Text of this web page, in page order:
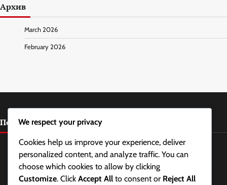
Архив
March 2026
February 2026
Последни публикации
Награди за сезон на стълби: Разбиране на намаляването на
ранговете, Периоди на поддръжка, Дължина на сезона
Награди за сезон на стълби: Разпределение на наградите,
Изискване на награди, Право на участие
We respect your privacy
Cookies help us improve your experience, deliver
personalized content, and analyze traffic. You can
choose which cookies to allow by clicking
Customize. Click Accept All to consent or Reject All